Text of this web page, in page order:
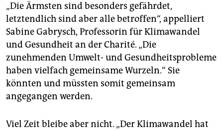
„Die Ärmsten sind besonders gefährdet,
letztendlich sind aber alle betroffen“, appelliert
Sabine Gabrysch, Professorin für Klimawandel
und Gesundheit an der Charité. „Die
zunehmenden Umwelt- und Gesundheitsprobleme
haben vielfach gemeinsame Wurzeln.“ Sie
könnten und müssten somit gemeinsam
angegangen werden.
Viel Zeit bleibe aber nicht. „Der Klimawandel hat